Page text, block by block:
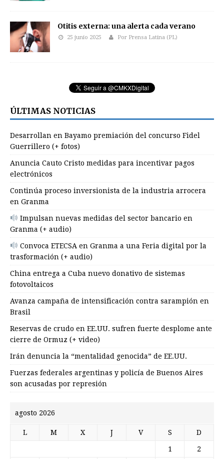
Otitis externa: una alerta cada verano
25 junio 2025 Por Prensa Latina (PL)
ÚLTIMAS NOTICIAS
Desarrollan en Bayamo premiación del concurso Fidel
Guerrillero (+ fotos)
Anuncia Cauto Cristo medidas para incentivar pagos
electrónicos
Continúa proceso inversionista de la industria arrocera
en Granma
Impulsan nuevas medidas del sector bancario en
Granma (+ audio)
Convoca ETECSA en Granma a una Feria digital por la
trasformación (+ audio)
China entrega a Cuba nuevo donativo de sistemas
fotovoltaicos
Avanza campaña de intensificación contra sarampión en
Brasil
Reservas de crudo en EE.UU. sufren fuerte desplome ante
cierre de Ormuz (+ video)
Irán denuncia la “mentalidad genocida” de EE.UU.
Fuerzas federales argentinas y policía de Buenos Aires
son acusadas por represión
agosto 2026
L M X J V S D
1 2